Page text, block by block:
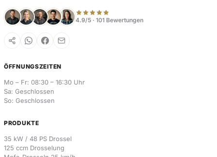
4.9/5 · 101 Bewertungen
ÖFFNUNGSZEITEN
Mo – Fr: 08:30 – 16:30 Uhr
Sa: Geschlossen
So: Geschlossen
PRODUKTE
35 kW / 48 PS Drossel
125 ccm Drosselung